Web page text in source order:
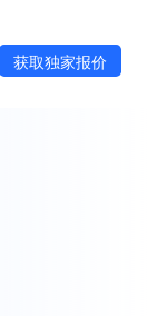
获取独家报价